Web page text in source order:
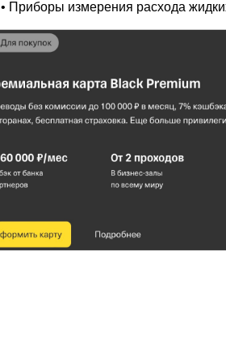
• Приборы измерения расхода